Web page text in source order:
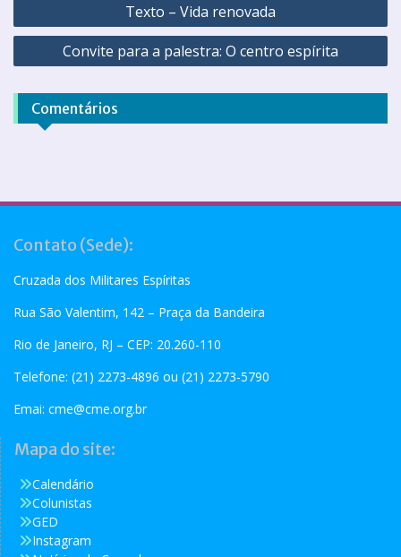
Texto – Vida renovada
Convite para a palestra: O centro espírita
Comentários
Contato (Sede):
Cruzada dos Militares Espíritas
Rua São Valentim, 142 – Praça da Bandeira
Rio de Janeiro, RJ – CEP: 20.260-110
Telefone: (21) 2273-4896 ou (21) 2273-5790
Emai: cme@cme.org.br
Mapa do site:
Calendário
Colunistas
GED
Instagram